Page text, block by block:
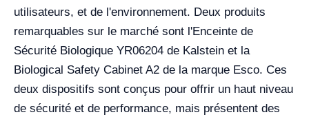
utilisateurs, et de l'environnement. Deux produits
remarquables sur le marché sont l'Enceinte de
Sécurité Biologique YR06204 de Kalstein et la
Biological Safety Cabinet A2 de la marque Esco. Ces
deux dispositifs sont conçus pour offrir un haut niveau
de sécurité et de performance, mais présentent des